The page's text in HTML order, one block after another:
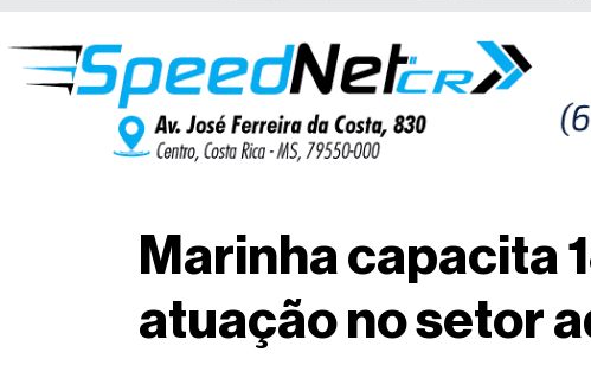
Marinha capacita
atuação no setor